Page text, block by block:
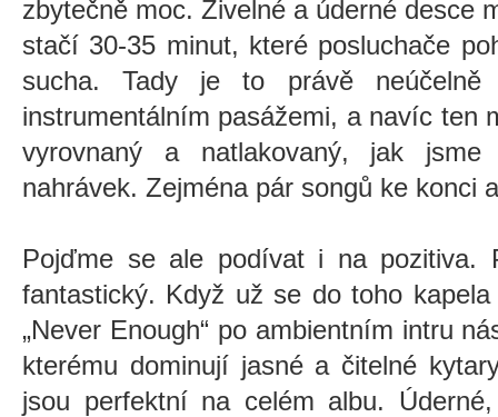
zbytečně moc. Živelné a úderné desce
stačí 30-35 minut, které posluchače
sucha. Tady je to právě neúčelně
instrumentálním pasážemi, a navíc ten
vyrovnaný a natlakovaný, jak
nahrávek. Zejména pár songů ke konci
Pojďme se ale podívat i na pozitiva.
fantastický. Když už se do toho
„Never Enough“ po ambientním intru
kterému dominují jasné a čitelné
jsou perfektní na celém albu.